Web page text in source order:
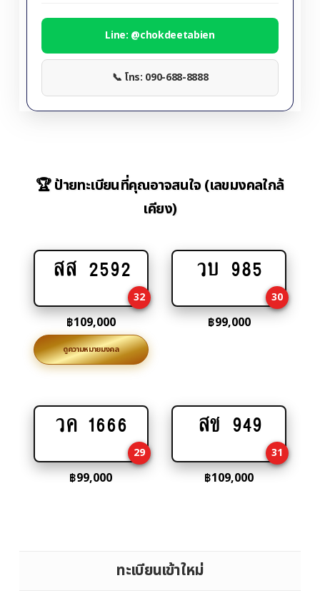
Line: @chokdeetabien
📞 โทร: 090-688-8888
🏆 ป้ายทะเบียนที่คุณอาจสนใจ (เลขมงคลใกล้
เคียง)
Add
cart
สส 2592
32
฿109,000
ดูความหมายมงคล
Add
cart
วบ 985
30
฿99,000
Add
cart
วค 1666
29
฿99,000
Add
cart
สช 949
31
฿109,000
ทะเบียนเข้าใหม่